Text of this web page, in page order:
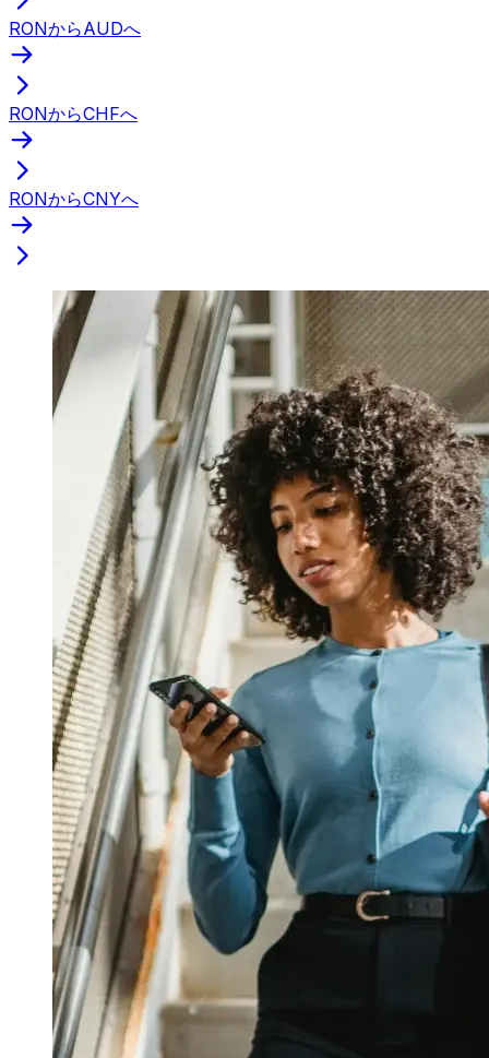
RONからAUDへ
RONからCHFへ
RONからCNYへ